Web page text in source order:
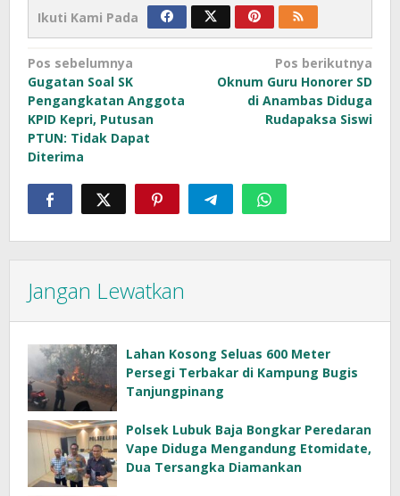
Ikuti Kami Pada
Navigasi
pos
Pos sebelumnya
Gugatan Soal SK
Pengangkatan Anggota
KPID Kepri, Putusan
PTUN: Tidak Dapat
Diterima
Pos berikutnya
Oknum Guru Honorer SD
di Anambas Diduga
Rudapaksa Siswi
Jangan Lewatkan
Lahan Kosong Seluas 600 Meter
Persegi Terbakar di Kampung Bugis
Tanjungpinang
Polsek Lubuk Baja Bongkar Peredaran
Vape Diduga Mengandung Etomidate,
Dua Tersangka Diamankan